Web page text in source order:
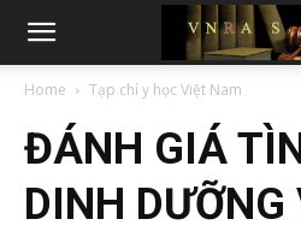
Home Tạp chí y học Việt Nam
ĐÁNH GIÁ
DINH